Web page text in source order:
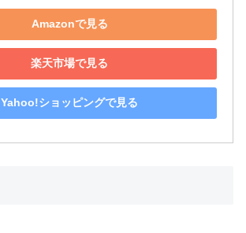
Amazonで見る
楽天市場で見る
Yahoo!ショッピングで見る